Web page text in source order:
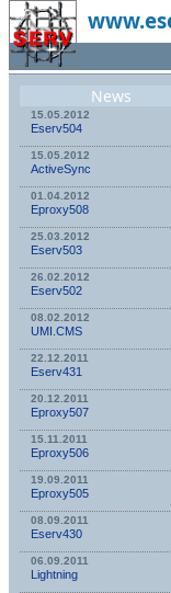
News
15.05.2012
Eserv504
15.05.2012
ActiveSync
01.04.2012
Eproxy508
25.03.2012
Eserv503
26.02.2012
Eserv502
08.02.2012
UMI.CMS
22.12.2011
Eserv431
20.12.2011
Eproxy507
15.11.2011
Eproxy506
19.09.2011
Eproxy505
08.09.2011
Eserv430
06.09.2011
Lightning